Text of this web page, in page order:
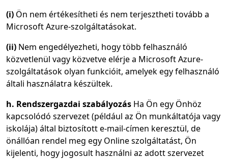
(i) Ön nem értékesítheti és nem terjesztheti tovább a
Microsoft Azure-szolgáltatásokat.
(ii) Nem engedélyezheti, hogy több felhasználó
közvetlenül vagy közvetve elérje a Microsoft Azure-
szolgáltatások olyan funkcióit, amelyek egy felhasználó
általi használatra készültek.
h. Rendszergazdai szabályozás Ha Ön egy Önhöz
kapcsolódó szervezet (például az Ön munkáltatója vagy
iskolája) által biztosított e-mail-címen keresztül, de
önállóan rendel meg egy Online szolgáltatást, Ön
kijelenti, hogy jogosult használni az adott szervezet